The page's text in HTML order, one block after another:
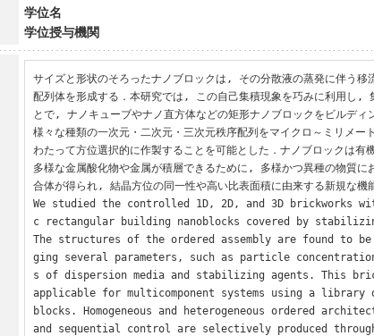
学位名
学位授与機関
サイズと形状のそろったナノブロックは, その分散液の蒸発に伴う移
配列体を形成する．本研究では, この自己集積現象を巧みに利用し,
とで, ナノキューブやナノ直方体などの矩形ナノブロックをビルディ
様々な種類の一次元・二次元・三次元秩序配列をマイクロ～ミリメー
わたって方位選択的に作製することを可能とした．ナノブロックは有
多様な金属酸化物や金属が積層できるために, 多様かつ異種の物質に
合体が得られ, 結晶方位の同一性や高い比表面積に由来する新規な機
We studied the controlled 1D, 2D, and 3D brickworks
c rectangular building nanoblocks covered by
The structures of the ordered assembly are found to
ging several parameters, such as particle
s of dispersion media and stabilizing agents. This
applicable for multicomponent systems using a library
blocks. Homogeneous and heterogeneous ordered
and sequential control are selectively produced